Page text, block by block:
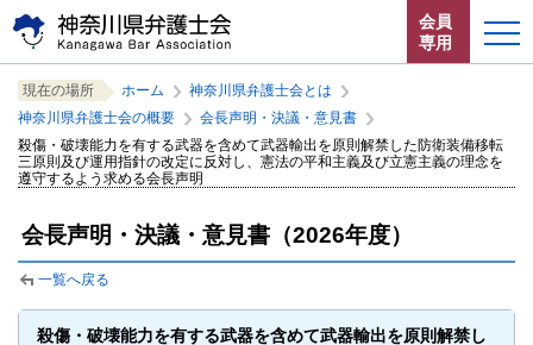
ー
ジ
の
先
で
す。
文
へ
ジ
ャ
プ
す
会員
専用
こ
こ
か
ら
サ
サ
イ
ト
内
共
ホーム
お知らせ
よくある質問
イ
ト
内
共
メ
ニ
こ
ま
で。
現在の場所 ホーム
神奈川県弁護士会とは
神奈川県弁護士会の概要
会長声明・決議・意見書
殺傷・破壊能力を有する武器を含めて武器輸出を原則解禁した防衛装備移転
三原則及び運用指針の改定に反対し、憲法の平和主義及び立憲主義の理念を
遵守するよう求める会長声明
会長声明・決議・意見書（2026年度）
一覧へ戻る
殺傷・破壊能力を有する武器を含めて武器輸出を原則解禁し